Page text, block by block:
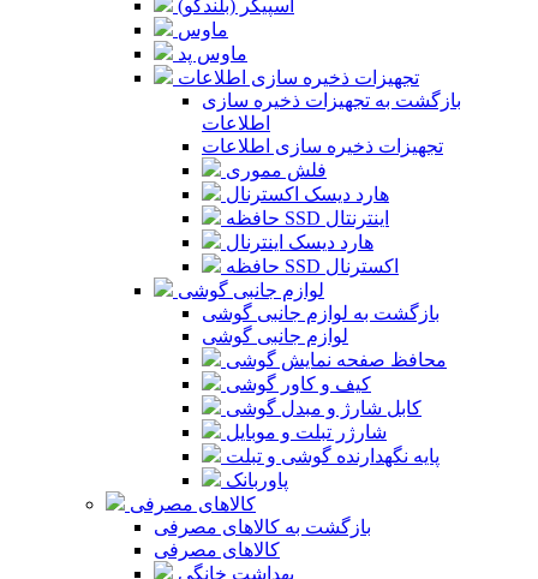
اسپیکر (بلندگو)
ماوس
ماوس پد
تجهیزات ذخیره سازی اطلاعات
بازگشت به تجهیزات ذخیره سازی
اطلاعات
تجهیزات ذخیره سازی اطلاعات
فلش مموری
هارد دیسک اکسترنال
حافظه SSD اینترنتال
هارد دیسک اینترنال
حافظه SSD اکسترنال
لوازم جانبی گوشی
بازگشت به لوازم جانبی گوشی
لوازم جانبی گوشی
محافظ صفحه نمایش گوشی
کیف و کاور گوشی
کابل شارژ و مبدل گوشی
شارژر تبلت و موبایل
پایه نگهدارنده گوشی و تبلت
پاوربانک
کالاهای مصرفی
بازگشت به کالاهای مصرفی
کالاهای مصرفی
بهداشت خانگی